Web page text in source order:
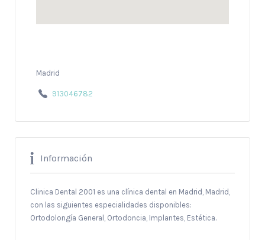
Madrid
913046782
Información
Clinica Dental 2001 es una clínica dental en Madrid, Madrid,
con las siguientes especialidades disponibles:
Ortodolongía General, Ortodoncia, Implantes, Estética.